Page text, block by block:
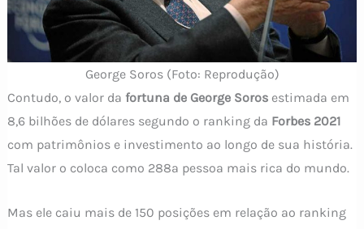
George Soros (Foto: Reprodução)
Contudo, o valor da fortuna de George Sorosestimada em
8,6 bilhões de dólares segundo o ranking da Forbes 2021
com patrimônios e investimento ao longo de sua história.
Tal valor o coloca como 288ª pessoa mais rica do mundo.
Mas ele caiu mais de 150 posições em relação ao ranking